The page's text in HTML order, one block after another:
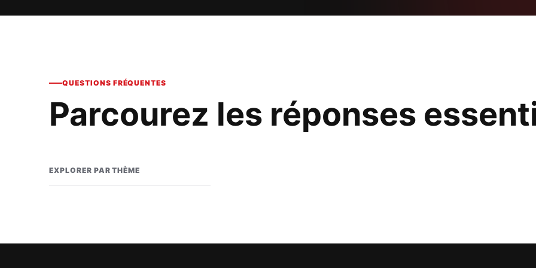
QUESTIONS FRÉQUENTES
Parcourez les réponses
EXPLORER PAR THÈME